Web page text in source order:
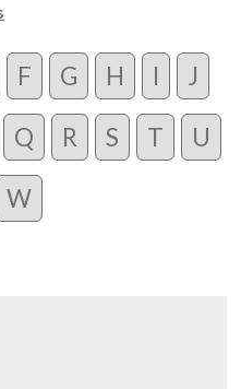
F G H I J
Q R S T U
W